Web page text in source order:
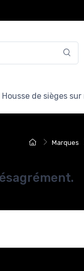
Housse de sièges
Marques